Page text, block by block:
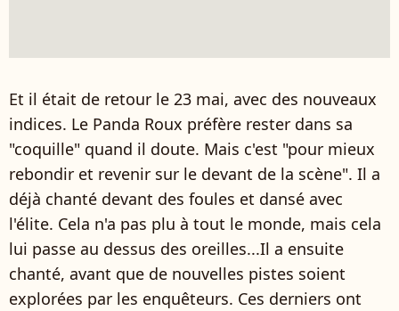
Et il était de retour le 23 mai, avec des nouveaux
indices. Le Panda Roux préfère rester dans sa
"coquille" quand il doute. Mais c'est "pour mieux
rebondir et revenir sur le devant de la scène". Il a
déjà chanté devant des foules et dansé avec
l'élite. Cela n'a pas plu à tout le monde, mais cela
lui passe au dessus des oreilles...Il a ensuite
chanté, avant que de nouvelles pistes soient
explorées par les enquêteurs. Ces derniers ont